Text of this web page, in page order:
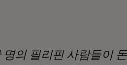
의 필리핀 사람들이